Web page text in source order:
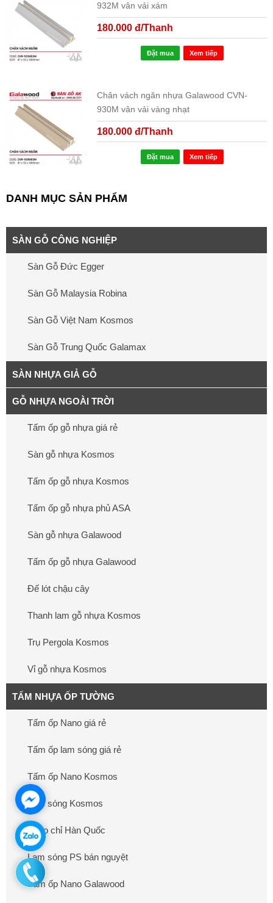
932M vân vải xám
180.000 đ/Thanh
Đặt mua Xem tiếp
Chân vách ngăn nhựa Galawood CVN-
930M vân vải vàng nhạt
180.000 đ/Thanh
Đặt mua Xem tiếp
DANH MỤC SẢN PHẨM
SÀN GỖ CÔNG NGHIỆP
Sàn Gỗ Đức Egger
Sàn Gỗ Malaysia Robina
Sàn Gỗ Việt Nam Kosmos
Sàn Gỗ Trung Quốc Galamax
SÀN NHỰA GIẢ GỖ
GỖ NHỰA NGOÀI TRỜI
Tấm ốp gỗ nhựa giá rẻ
Sàn gỗ nhựa Kosmos
Tấm ốp gỗ nhựa Kosmos
Tấm ốp gỗ nhựa phủ ASA
Sàn gỗ nhựa Galawood
Tấm ốp gỗ nhựa Galawood
Đế lót chậu cây
Thanh lam gỗ nhựa Kosmos
Trụ Pergola Kosmos
Vỉ gỗ nhựa Kosmos
TẤM NHỰA ỐP TƯỜNG
Tấm ốp Nano giá rẻ
Tấm ốp lam sóng giá rẻ
Tấm ốp Nano Kosmos
Lam sóng Kosmos
Phào chỉ Hàn Quốc
Lam sóng PS bán nguyệt
Tấm ốp Nano Galawood